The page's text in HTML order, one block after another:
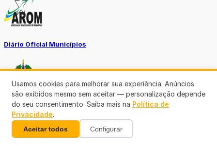
Diário Oficial Municípios
Diario Oficial Justiça
Usamos cookies para melhorar sua experiência. Anúncios
são exibidos mesmo sem aceitar — personalização depende
do seu consentimento. Saiba mais na Política de
Privacidade.
Aceitar todos Configurar